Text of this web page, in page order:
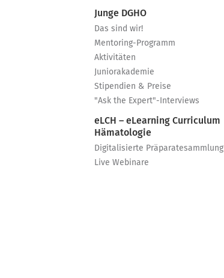
Junge DGHO
Das sind wir!
Mentoring-Programm
Aktivitäten
Juniorakademie
Stipendien & Preise
"Ask the Expert"-Interviews
eLCH – eLearning Curriculum
Hämatologie
Digitalisierte Präparatesammlung
Live Webinare